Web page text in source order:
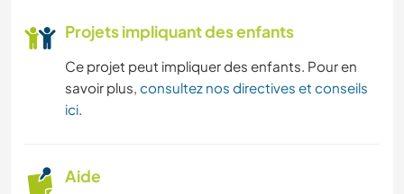
Projets impliquant des enfants
Ce projet peut impliquer des enfants. Pour en
savoir plus, consultez nos directives et conseils
ici.
Aide